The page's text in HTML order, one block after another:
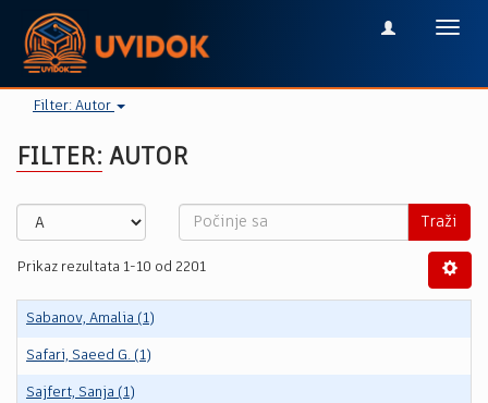
Filter: Autor
FILTER: AUTOR
Traži
Prikaz rezultata 1-10 od 2201
Sabanov, Amalia (1)
Safari, Saeed G. (1)
Sajfert, Sanja (1)